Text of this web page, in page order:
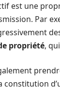
est une
Par
propriété,
constitution